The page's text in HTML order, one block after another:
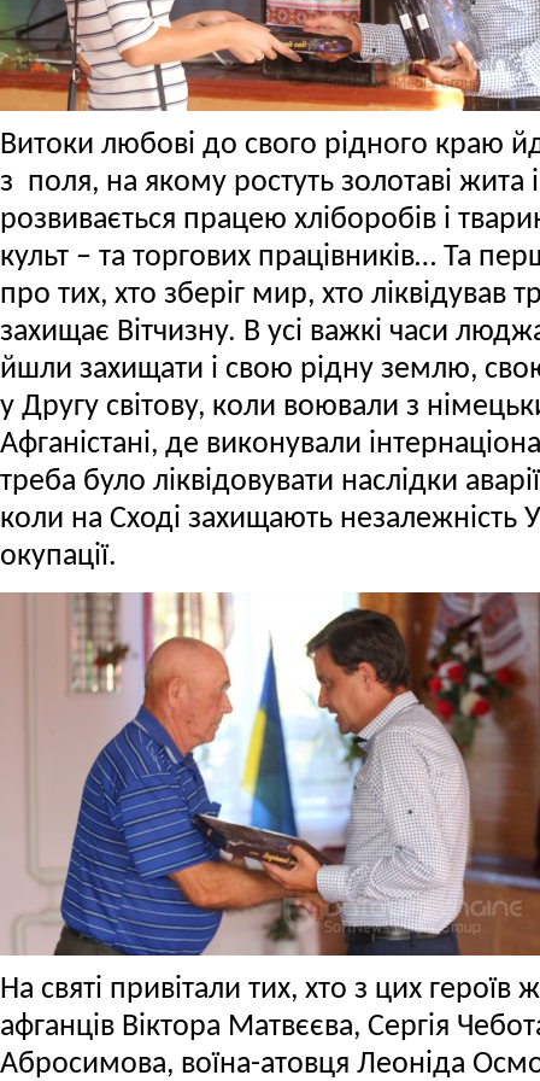
Витоки любові до свого рідного краю
з поля, на якому ростуть золотаві
розвивається працею хліборобів і
культ – та торгових працівників… Та
про тих, хто зберіг мир, хто ліквідував
захищає Вітчизну. В усі важкі часи
йшли захищати і свою рідну землю,
у Другу світову, коли воювали з
Афганістані, де виконували
треба було ліквідовувати наслідки
коли на Сході захищають незалежність
окупації.
На святі привітали тих, хто з цих героїв
афганців Віктора Матвєєва, Сергія
Абросимова, воїна-атовця Леоніда